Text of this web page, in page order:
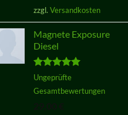
zzgl. Versandkosten
Magnete Exposure
Diesel
Bewertet
von 5
Ungeprüfte
Gesamtbewertungen